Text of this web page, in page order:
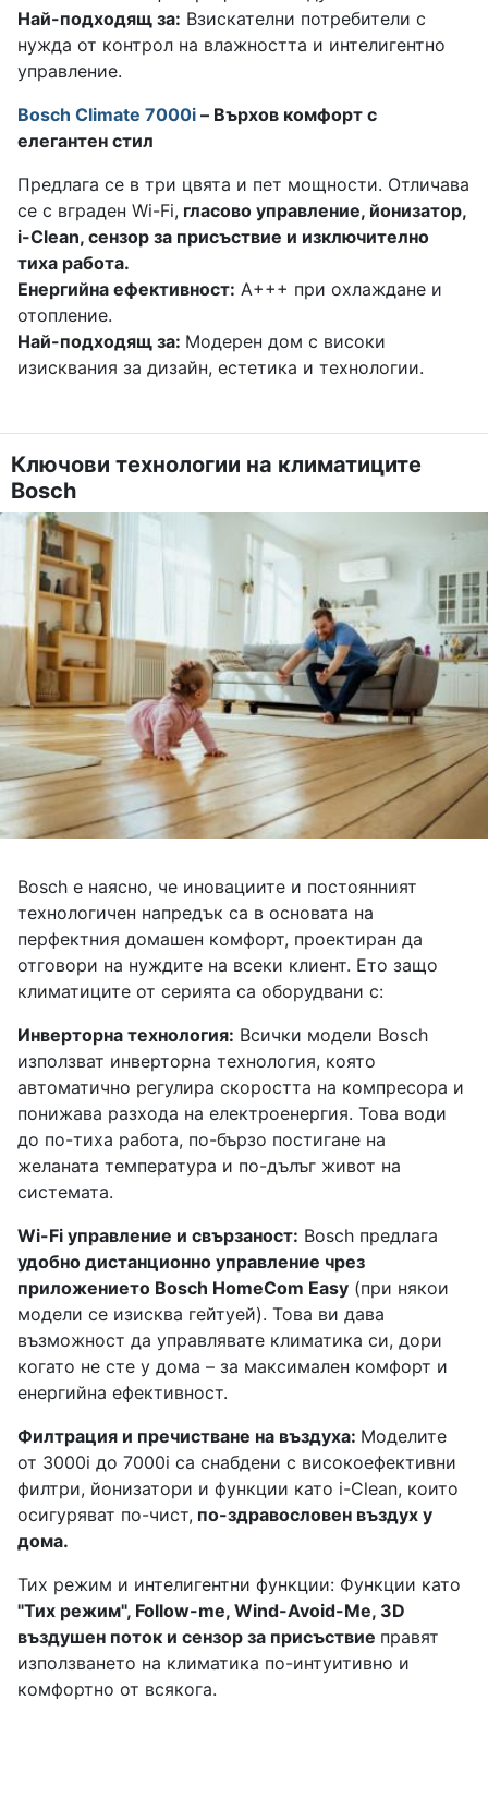
Най-подходящ за: Взискателни потребители с
нужда от контрол на влажността и интелигентно
управление.
Bosch Climate 7000i – Върхов комфорт с
елегантен стил
Предлага се в три цвята и пет мощности. Отличава
се с вграден Wi-Fi, гласово управление, йонизатор,
i-Clean, сензор за присъствие и изключително
тиха работа.
Енергийна ефективност: A+++ при охлаждане и
отопление.
Най-подходящ за: Модерен дом с високи
изисквания за дизайн, естетика и технологии.
Ключови технологии на климатиците
Bosch
Bosch е наясно, че иновациите и постоянният
технологичен напредък са в основата на
перфектния домашен комфорт, проектиран да
отговори на нуждите на всеки клиент. Ето защо
климатиците от серията са оборудвани с:
Инверторна технология: Всички модели Bosch
използват инверторна технология, която
автоматично регулира скоростта на компресора и
понижава разхода на електроенергия. Това води
до по-тиха работа, по-бързо постигане на
желаната температура и по-дълъг живот на
системата.
Wi-Fi управление и свързаност: Bosch предлага
удобно дистанционно управление чрез
приложението Bosch HomeCom Easy (при някои
модели се изисква гейтуей). Това ви дава
възможност да управлявате климатика си, дори
когато не сте у дома – за максимален комфорт и
енергийна ефективност.
Филтрация и пречистване на въздуха: Моделите
от 3000i до 7000i са снабдени с високоефективни
филтри, йонизатори и функции като i-Clean, които
осигуряват по-чист, по-здравословен въздух у
дома.
Тих режим и интелигентни функции: Функции като
"Тих режим", Follow-me, Wind-Avoid-Me, 3D
въздушен поток и сензор за присъствие правят
използването на климатика по-интуитивно и
комфортно от всякога.